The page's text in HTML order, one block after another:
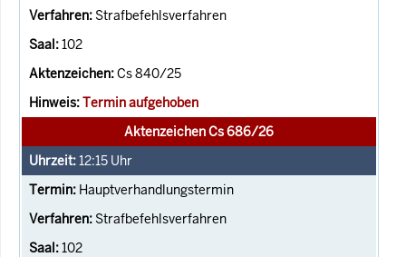
Strafbefehlsverfahren
102
Cs 840/25
Termin aufgehoben
Aktenzeichen Cs 686/26
12:15 Uhr
Hauptverhandlungstermin
Strafbefehlsverfahren
102